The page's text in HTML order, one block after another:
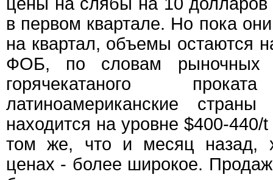
в первом квартале. Но пока
на квартал, объемы остаются
ФОБ, по словам рыночных
горячекатаного
латиноамериканские
находится на уровне $400-
том же, что и месяц назад,
ценах - более широкое.